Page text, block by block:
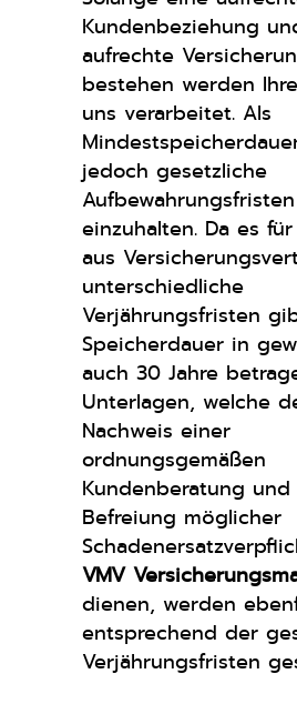
Kundenbeziehung
aufrechte
bestehen werden
uns verarbeitet. Als
jedoch gesetzliche
Aufbewahrungsfristen
einzuhalten. Da es
aus
unterschiedliche
Verjährungsfristen
Speicherdauer in
auch 30 Jahre
Unterlagen, welche
Nachweis einer
ordnungsgemäßen
Kundenberatung
Befreiung möglicher
VMV
dienen, werden
entsprechend der
Verjährungsfristen